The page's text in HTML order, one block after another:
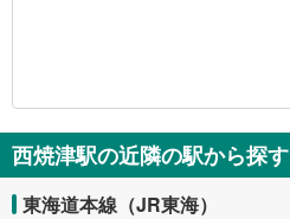
西焼津駅の近隣の駅から探す
東海道本線（JR東海）